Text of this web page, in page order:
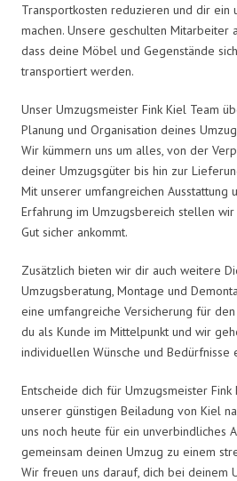
Transportkosten reduzieren und dir ein
machen. Unsere geschulten Mitarbeiter
dass deine Möbel und Gegenstände
transportiert werden.
Unser Umzugsmeister Fink Kiel Team
Planung und Organisation deines
Wir kümmern uns um alles, von der
deiner Umzugsgüter bis hin zur
Mit unserer umfangreichen Ausstattung
Erfahrung im Umzugsbereich stellen wir
Gut sicher ankommt.
Zusätzlich bieten wir dir auch weitere
Umzugsberatung, Montage und
eine umfangreiche Versicherung für
du als Kunde im Mittelpunkt und wir
individuellen Wünsche und Bedürfnisse
Entscheide dich für Umzugsmeister
unserer günstigen Beiladung von Kiel
uns noch heute für ein unverbindliches
gemeinsam deinen Umzug zu einem
Wir freuen uns darauf, dich bei deinem